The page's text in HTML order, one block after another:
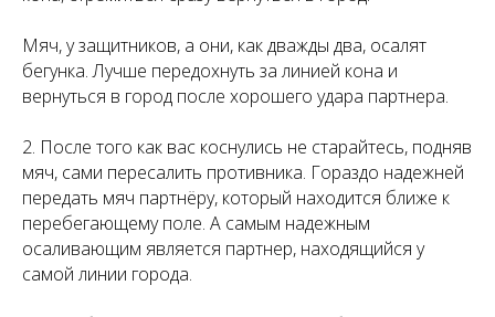
Мяч, у защитников, а они, как дважды два, осалят
бегунка. Лучше передохнуть за линией кона и
вернуться в город после хорошего удара партнера.
2. После того как вас коснулись не старайтесь, подняв
мяч, сами пересалить противника. Гораздо надежней
передать мяч партнёру, который находится ближе к
перебегающему поле. А самым надежным
осаливающим является партнер, находящийся у
самой линии города.